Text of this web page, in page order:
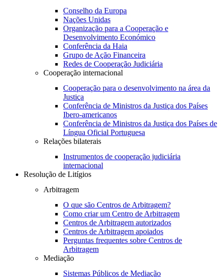
Conselho da Europa
Nações Unidas
Organização para a Cooperação e
Desenvolvimento Económico
Conferência da Haia
Grupo de Ação Financeira
Redes de Cooperação Judiciária
Cooperação internacional
Cooperação para o desenvolvimento na área da
Justiça
Conferência de Ministros da Justiça dos Países
Ibero-americanos
Conferência de Ministros da Justiça dos Países de
Língua Oficial Portuguesa
Relações bilaterais
Instrumentos de cooperação judiciária
internacional
Resolução de Litígios
Arbitragem
O que são Centros de Arbitragem?
Como criar um Centro de Arbitragem
Centros de Arbitragem autorizados
Centros de Arbitragem apoiados
Perguntas frequentes sobre Centros de
Arbitragem
Mediação
Sistemas Públicos de Mediação